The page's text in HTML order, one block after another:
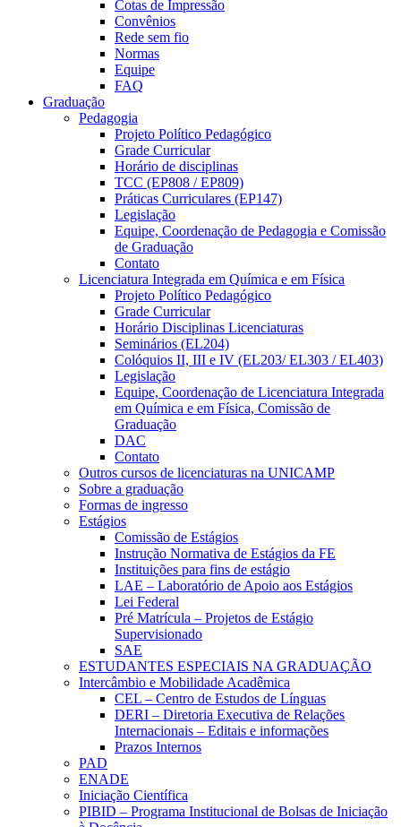
Cotas de Impressão
Convênios
Rede sem fio
Normas
Equipe
FAQ
Graduação
Pedagogia
Projeto Político Pedagógico
Grade Curricular
Horário de disciplinas
TCC (EP808 / EP809)
Práticas Curriculares (EP147)
Legislação
Equipe, Coordenação de Pedagogia e Comissão
de Graduação
Contato
Licenciatura Integrada em Química e em Física
Projeto Político Pedagógico
Grade Curricular
Horário Disciplinas Licenciaturas
Seminários (EL204)
Colóquios II, III e IV (EL203/ EL303 / EL403)
Legislação
Equipe, Coordenação de Licenciatura Integrada
em Química e em Física, Comissão de
Graduação
DAC
Contato
Outros cursos de licenciaturas na UNICAMP
Sobre a graduação
Formas de ingresso
Estágios
Comissão de Estágios
Instrução Normativa de Estágios da FE
Instituições para fins de estágio
LAE – Laboratório de Apoio aos Estágios
Lei Federal
Pré Matrícula – Projetos de Estágio
Supervisionado
SAE
ESTUDANTES ESPECIAIS NA GRADUAÇÃO
Intercâmbio e Mobilidade Acadêmica
CEL – Centro de Estudos de Línguas
DERI – Diretoria Executiva de Relações
Internacionais – Editais e informações
Prazos Internos
PAD
ENADE
Iniciação Científica
PIBID – Programa Institucional de Bolsas de Iniciação